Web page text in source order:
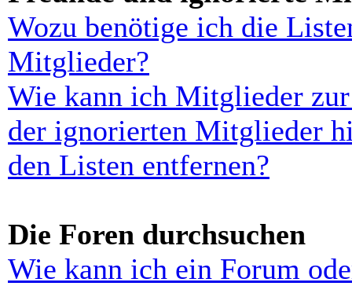
Wozu benötige ich die
Mitglieder?
Wie kann ich Mitglieder
der ignorierten Mitglieder
den Listen entfernen?
Die Foren durchsuchen
Wie kann ich ein Forum